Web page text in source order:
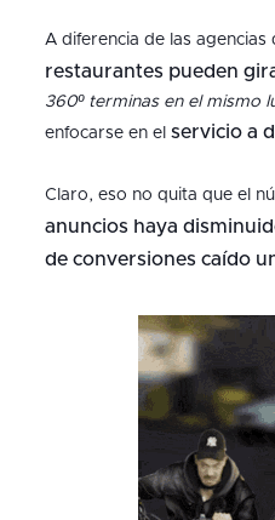
A diferencia de las agencias
restaurantes pueden
360º terminas en el mismo
enfocarse en el servicio a
Claro, eso no quita que el
anuncios haya
de conversiones caído